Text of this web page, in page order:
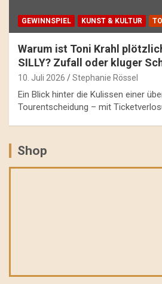
GEWINNSPIEL KUNST & KULTUR
Warum ist Toni Krahl
SILLY? Zufall oder kluger
10. Juli 2026 Stephanie Rössel
Ein Blick hinter die Kulissen einer
Tourentscheidung – mit
Shop